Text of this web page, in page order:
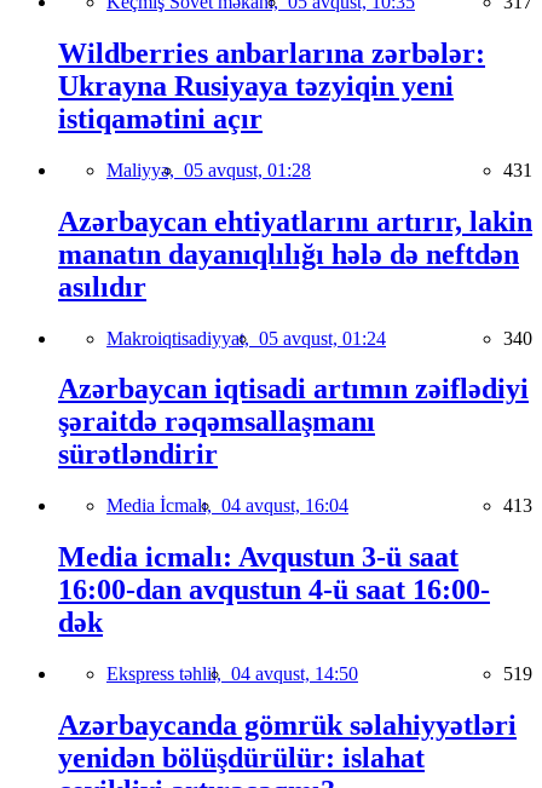
Wildberries anbarlarına zərbələr:
Ukrayna Rusiyaya təzyiqin yeni
istiqamətini açır
Maliyyə, 05 avqust, 01:28 431
Azərbaycan ehtiyatlarını artırır, lakin
manatın dayanıqlılığı hələ də neftdən
asılıdır
Makroiqtisadiyyat, 05 avqust, 01:24 340
Azərbaycan iqtisadi artımın zəiflədiyi
şəraitdə rəqəmsallaşmanı
sürətləndirir
Media İcmalı, 04 avqust, 16:04 413
Media icmalı: Avqustun 3-ü saat
16:00-dan avqustun 4-ü saat 16:00-
dək
Ekspress təhlil, 04 avqust, 14:50 519
Azərbaycanda gömrük səlahiyyətləri
yenidən bölüşdürülür: islahat